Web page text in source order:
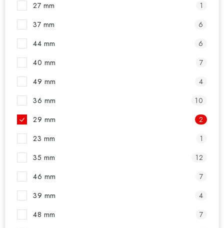
POUZDRA
Kontakty
27 mm
1
37 mm
6
44 mm
6
40 mm
7
49 mm
4
36 mm
10
29 mm
2
23 mm
1
35 mm
12
46 mm
7
39 mm
4
48 mm
7